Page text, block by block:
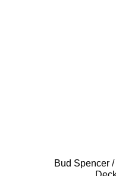
Bud Spencer